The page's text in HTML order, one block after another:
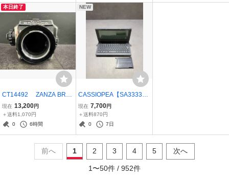
260611
本日終了
CT14492 ZANZA BRO
NICA ゼンザブロニカ 6x6
中判フィルムカメラ 20
260721
現在 13,200円
＋送料1,070円
0
6時間
NEW
CASSIOPEA【SA3333
◎】CASIO カシオ Wi
ndows CE カシオペア
ハンドヘルドPC A-60
現在 7,700円
＋送料870円
0
7日
前へ 1 2 3 4 5 次へ
1 〜50件 / 952件